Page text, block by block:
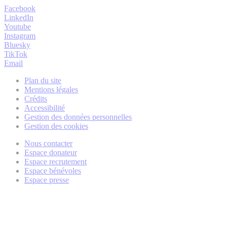
Facebook
LinkedIn
Youtube
Instagram
Bluesky
TikTok
Email
Plan du site
Mentions légales
Crédits
Accessibilité
Gestion des données personnelles
Gestion des cookies
Nous contacter
Espace donateur
Espace recrutement
Espace bénévoles
Espace presse